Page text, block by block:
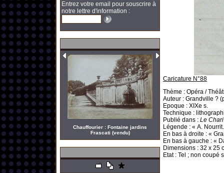
Entrez votre email pour souscrire à
notre lettre d'information :
Chauffourier : Fontaine jardins
Frascati (vendu)
Caricature N°88
Thème : Opéra /
Auteur : Grandville ?
Epoque : XIXe s.
Technique :
Publié dans : Le
Légende : « A.
En bas à droite : «
En bas à gauche : «
Dimensions : 32 x 25
Etat : Tel ; non coupé